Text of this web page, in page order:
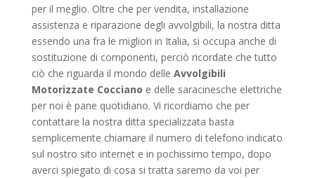
per il meglio. Oltre che per vendita, installazione
assistenza e riparazione degli avvolgibili, la nostra ditta
essendo una fra le migliori in Italia, si occupa anche di
sostituzione di componenti, perciò ricordate che tutto
ciò che riguarda il mondo delle Avvolgibili
Motorizzate Cocciano e delle saracinesche elettriche
per noi è pane quotidiano. Vi ricordiamo che per
contattare la nostra ditta specializzata basta
semplicemente chiamare il numero di telefono indicato
sul nostro sito internet e in pochissimo tempo, dopo
averci spiegato di cosa si tratta saremo da voi per